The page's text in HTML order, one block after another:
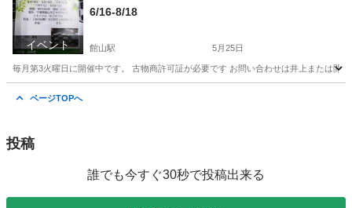
イベント
6/16-8/18
館山駅 5月25日
毎月第3火曜日に開催中です。 古物商許可証が必要です お問い合わせは井上または開
ページTOPへ
投稿
誰でも今すぐ30秒で投稿出来る